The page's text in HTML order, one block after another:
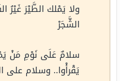
ولا يَمْلك الطَّيْرَ غَيْرُ
الشَّجَرْ
سلامٌ عَلَى نَوْمِ مَنْ
يَقْرأْوا.. وسلام على